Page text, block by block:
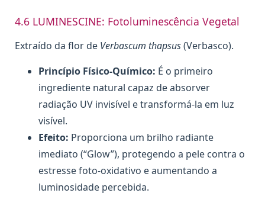
4.6 LUMINESCINE: Fotoluminescência Vegetal
Extraído da flor de Verbascum thapsus(Verbasco).
Princípio Físico-Químico: É o primeiro
ingrediente natural capaz de absorver
radiação UV invisível e transformá-la em luz
visível.
Efeito: Proporciona um brilho radiante
imediato (“Glow”), protegendo a pele contra o
estresse foto-oxidativo e aumentando a
luminosidade percebida.